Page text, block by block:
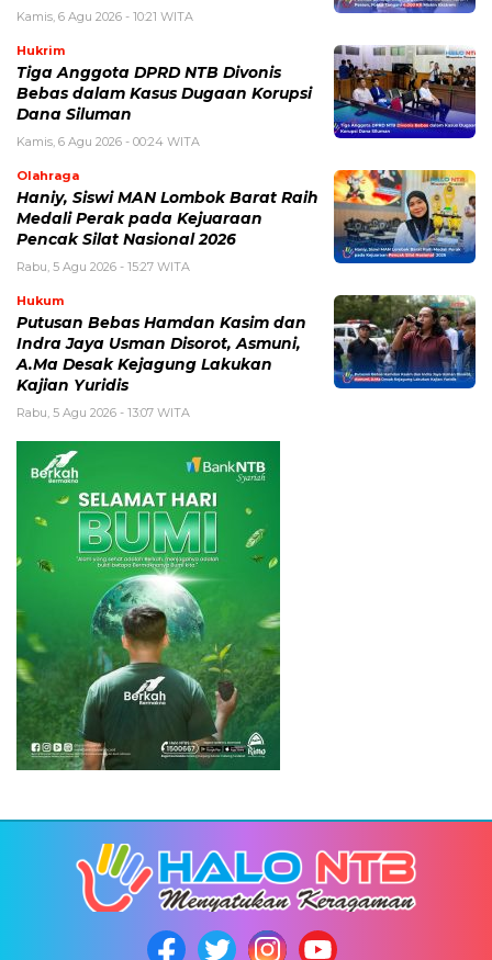
Kamis, 6 Agu 2026 - 10:21 WITA
Hukrim
Tiga Anggota DPRD NTB Divonis
Bebas dalam Kasus Dugaan Korupsi
Dana Siluman
Kamis, 6 Agu 2026 - 00:24 WITA
Olahraga
Haniy, Siswi MAN Lombok Barat Raih
Medali Perak pada Kejuaraan
Pencak Silat Nasional 2026
Rabu, 5 Agu 2026 - 15:27 WITA
Hukum
Putusan Bebas Hamdan Kasim dan
Indra Jaya Usman Disorot, Asmuni,
A.Ma Desak Kejagung Lakukan
Kajian Yuridis
Rabu, 5 Agu 2026 - 13:07 WITA